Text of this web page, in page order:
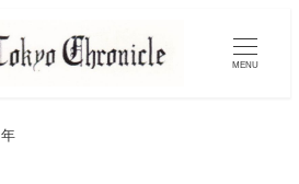
MENU